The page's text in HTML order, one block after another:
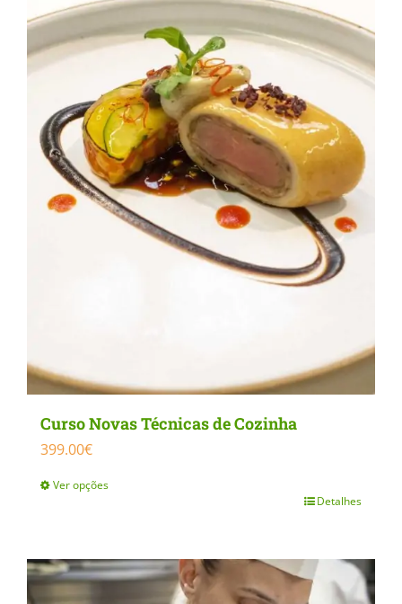
Curso Novas Técnicas de Cozinha
399.00€
Ver opções
has
multiple
Detalhes